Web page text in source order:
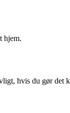
hjem.
hvis du gør det